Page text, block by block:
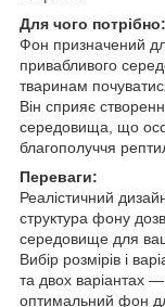
Для чого потрібно:
Фон призначений
привабливого
тваринам
Він сприяє
середовища, що
благополуччя
Переваги:
Реалістичний
структура фону
середовище для
Вибір розмірів і
та двох варіантах
оптимальний фон